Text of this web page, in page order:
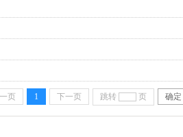
页 1 下一页 跳转 页 确定